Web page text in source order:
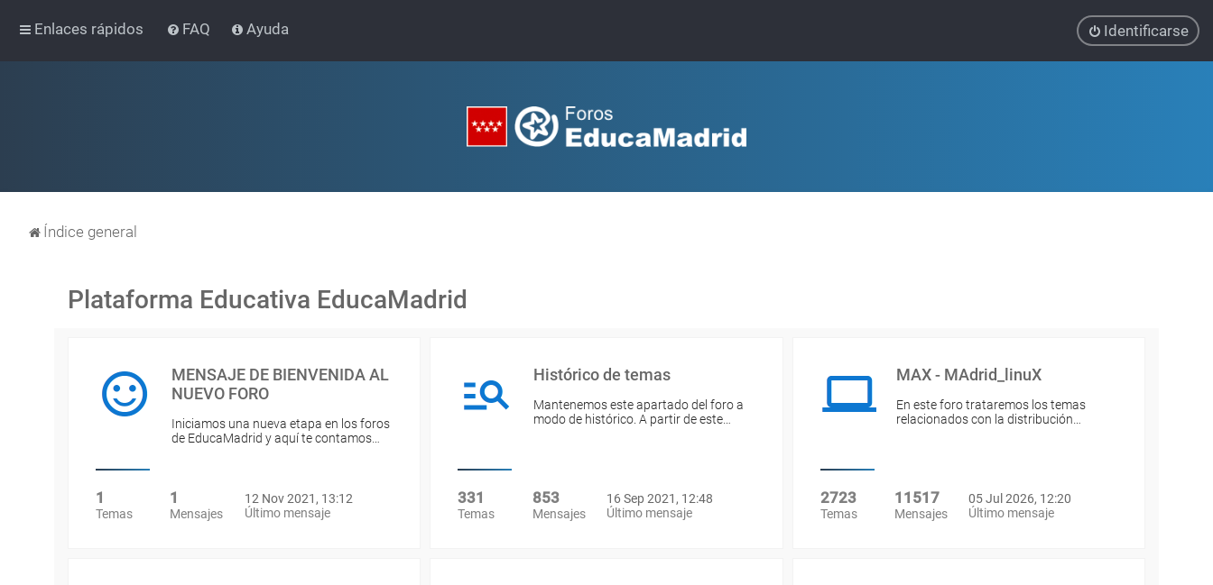
Enlaces rápidos FAQ Ayuda Identificarse
Índice general
Plataforma Educativa EducaMadrid
MENSAJE DE BIENVENIDA AL
NUEVO FORO
Iniciamos una nueva etapa en los foros
de EducaMadrid y aquí te contamos…
1
Temas
1
Mensajes
12 Nov 2021, 13:12
Último mensaje
Histórico de temas
Mantenemos este apartado del foro a
modo de histórico. A partir de este…
331
Temas
853
Mensajes
16 Sep 2021, 12:48
Último mensaje
MAX - MAdrid_linuX
En este foro trataremos los temas
relacionados con la distribución…
2723
Temas
11517
Mensajes
05 Jul 2026, 12:20
Último mensaje